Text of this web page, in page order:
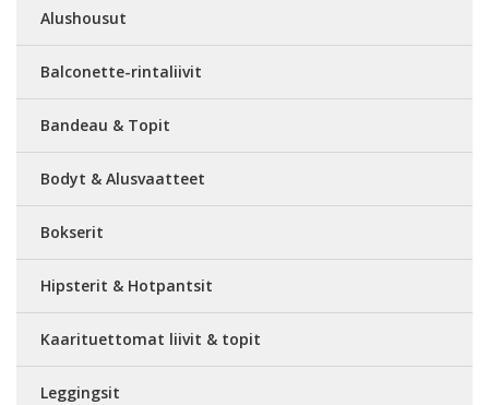
Alushousut
Balconette-rintaliivit
Bandeau & Topit
Bodyt & Alusvaatteet
Bokserit
Hipsterit & Hotpantsit
Kaarituettomat liivit & topit
Leggingsit